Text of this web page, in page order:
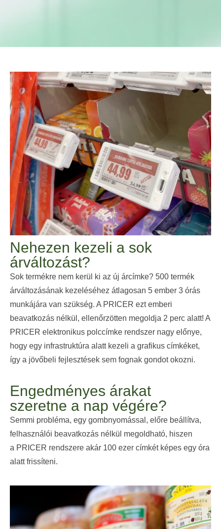
Nehezen kezeli a sok
árváltozást?
Sok termékre nem kerül ki az új árcímke? 500 termék
árváltozásának kezeléséhez átlagosan 5 ember 3 órás
munkájára van szükség. A PRICER ezt emberi
beavatkozás nélkül, ellenőrzötten megoldja 2 perc alatt! A
PRICER elektronikus polccímke rendszer nagy előnye,
hogy egy infrastruktúra alatt kezeli a grafikus címkéket,
így a jövőbeli fejlesztések sem fognak gondot okozni.
Engedményes árakat
szeretne a nap végére?
Semmi probléma, egy gombnyomással, előre beállítva,
felhasználói beavatkozás nélkül megoldható, hiszen
a PRICER rendszere akár 100 ezer címkét képes egy óra
alatt frissíteni.